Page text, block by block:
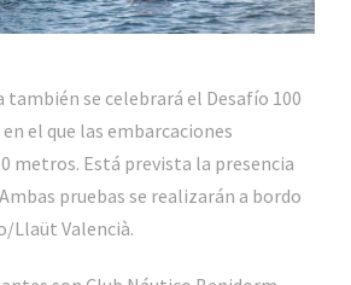
también se celebrará el Desafío 100
el que las embarcaciones
metros. Está prevista la presencia
pruebas se realizarán a bordo
Llaüt Valencià.